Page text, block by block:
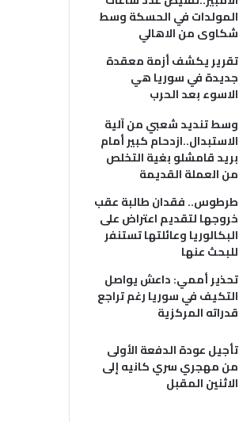
المولدات في الحسكة وسط
شكاوى من الاهالي
تقرير يكشف أزمة معقدة
جديدة في سوريا هي
الاسوء بعد الحرب
وسط تنديد شعبي من آلية
الاستبدال..ازدحام كبير أمام
بريد قامشلو بغية التخلص
من العملة القديمة
طرطوس.. فقدان طالبة عقب
خروجها لتقديم اعتراض على
البكالوريا وعائلتها تستنفر
للبحث عنها
تحذير أممي: داعش يواصل
التكيف في سوريا رغم تراجع
قدراته المركزية
تأجيل عودة الدفعة الأولى
من مهجري سري كانيه إلى
الاثنين المقبل